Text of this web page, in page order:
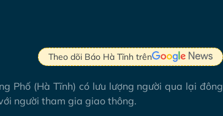
Theo dõi Báo Hà Tĩnh trên
Phố (Hà Tĩnh) có lưu lượng người qua lại đông
người tham gia giao thông.